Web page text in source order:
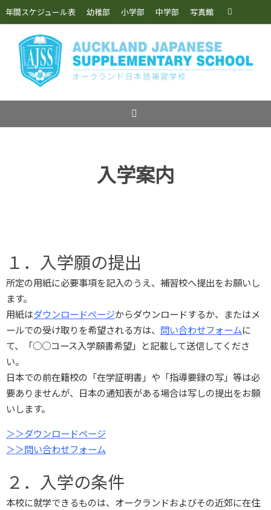
コ
ン
ス
年間スケジュール表 幼稚部 小学部 中学部 写真館
索:
検
入学案内
１．入学願の提出
所定の用紙に必要事項を記入のうえ、補習校へ提出をお願いし
ます。
用紙はダウンロードページからダウンロードするか、またはメ
ールでの受け取りを希望される方は、 問い合わせフォームに
て、「○○コース入学願書希望」と記載して送信してくださ
い。
日本での前在籍校の「在学証明書」や「指導要録の写」等は必
要ありませんが、日本の通知表がある場合は写しの提出をお願
いします。
＞＞ダウンロードページ
＞＞問い合わせフォーム
２．入学の条件
本校に就学できるものは、オークランドおよびその近郊に在住